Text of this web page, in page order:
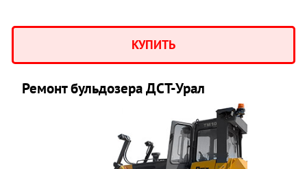
КУПИТЬ
Ремонт бульдозера ДСТ-Урал